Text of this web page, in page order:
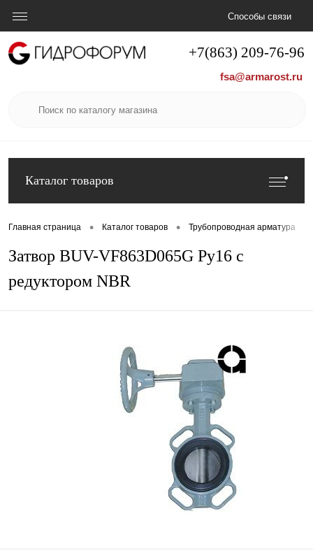
+7(863) 209-76-96
fsa@armarost.ru
Способы связи
Каталог товаров
Главная страница • Каталог товаров • Трубопроводная арматура
Затвор BUV-VF863D065G Ру16 с
редуктором NBR